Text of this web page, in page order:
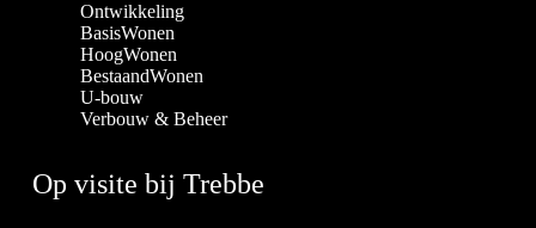
Ontwikkeling
BasisWonen
HoogWonen
BestaandWonen
U-bouw
Verbouw & Beheer
Op visite bij Trebbe